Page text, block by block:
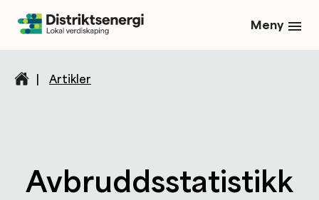
Meny
Artikler
Avbruddsstatistikk